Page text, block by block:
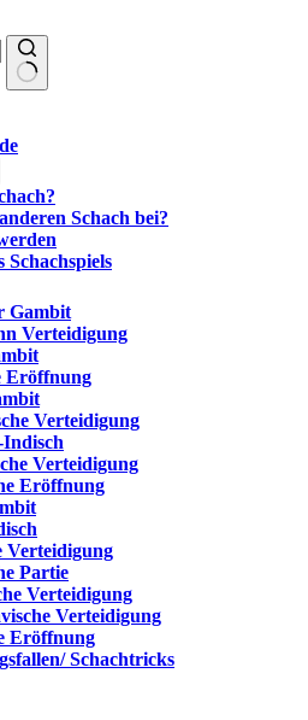
Schach bei?
Schachspiels
Gambit
Verteidigung
Eröffnung
Verteidigung
Verteidigung
Eröffnung
Verteidigung
Partie
Verteidigung
Verteidigung
Eröffnung
Schachtricks